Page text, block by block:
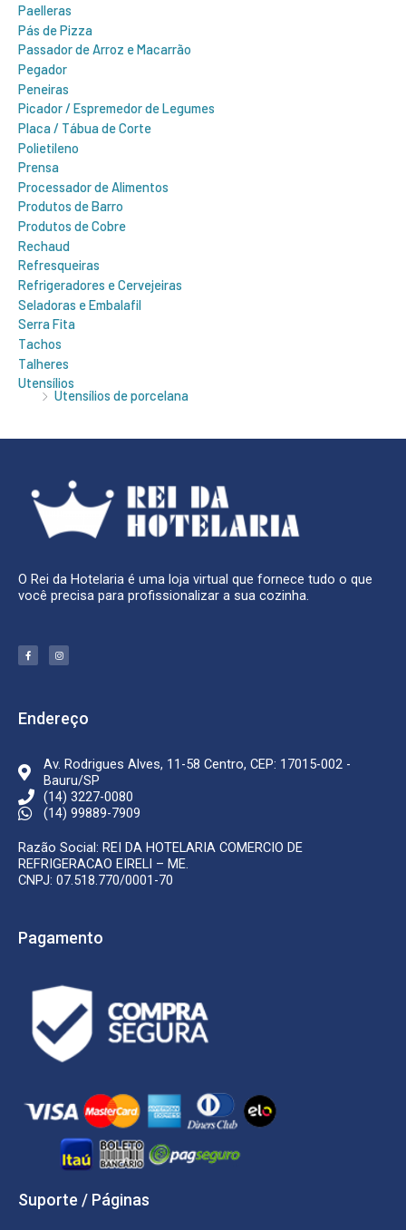
Paelleras
Pás de Pizza
Passador de Arroz e Macarrão
Pegador
Peneiras
Picador / Espremedor de Legumes
Placa / Tábua de Corte
Polietileno
Prensa
Processador de Alimentos
Produtos de Barro
Produtos de Cobre
Rechaud
Refresqueiras
Refrigeradores e Cervejeiras
Seladoras e Embalafil
Serra Fita
Tachos
Talheres
Utensílios
Utensílios de porcelana
O Rei da Hotelaria é uma loja virtual que fornece tudo o que
você precisa para profissionalizar a sua cozinha.
F
a
c
k
-
I
n
s
m
Endereço
Av. Rodrigues Alves, 11-58 Centro, CEP: 17015-002 -
Bauru/SP
(14) 3227-0080
(14) 99889-7909
Razão Social: REI DA HOTELARIA COMERCIO DE
REFRIGERACAO EIRELI – ME.
CNPJ: 07.518.770/0001-70
Pagamento
Suporte / Páginas